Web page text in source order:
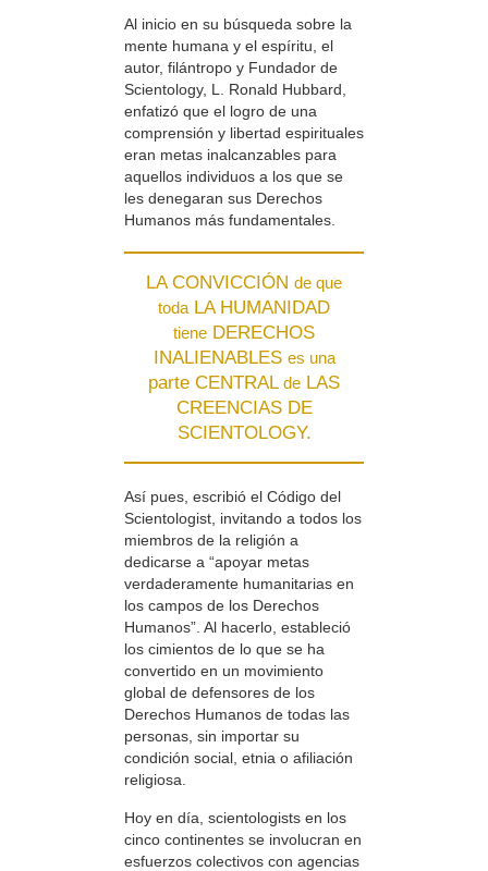
Al inicio en su búsqueda sobre la
mente humana y el espíritu, el
autor, filántropo y Fundador de
Scientology, L. Ronald Hubbard,
enfatizó que el logro de una
comprensión y libertad espirituales
eran metas inalcanzables para
aquellos individuos a los que se
les denegaran sus Derechos
Humanos más fundamentales.
LA CONVICCIÓN de que
todaLA HUMANIDAD
tiene DERECHOS
INALIENABLES es una
parte CENTRAL de LAS
CREENCIAS DE
SCIENTOLOGY.
Así pues, escribió el Código del
Scientologist, invitando a todos los
miembros de la religión a
dedicarse a “apoyar metas
verdaderamente humanitarias en
los campos de los Derechos
Humanos”. Al hacerlo, estableció
los cimientos de lo que se ha
convertido en un movimiento
global de defensores de los
Derechos Humanos de todas las
personas, sin importar su
condición social, etnia o afiliación
religiosa.
Hoy en día, scientologists en los
cinco continentes se involucran en
esfuerzos colectivos con agencias